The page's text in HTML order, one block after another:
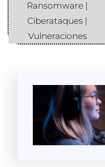
Ransomware |
Ciberataques |
Vulneraciones